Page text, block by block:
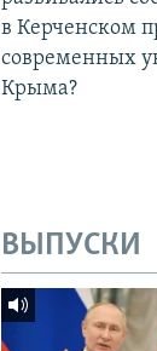
в Керченском
современных
Крыма?
ВЫПУСКИ